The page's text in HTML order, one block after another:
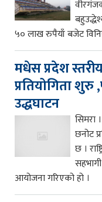
५० लाख रुपैयाँ बजेट
मधेस प्रदेश
प्रतियोगिता शुरु
उद्धघाटन
सिमरा
छनोट
छ ।
आयोजना गरिएको हो ।